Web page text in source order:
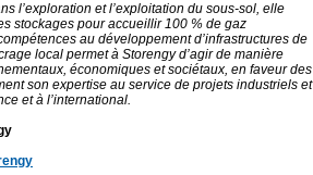
l’exploration et l’exploitation du sous-sol, elle
stockages pour accueillir 100 % de gaz
au développement d’infrastructures de
local permet à Storengy d’agir de manière
économiques et sociétaux, en faveur des
son expertise au service de projets industriels et
et à l’international.